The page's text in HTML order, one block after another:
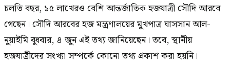
চলতি বছর, ১৫ লাখেরও বেশি আন্তর্জাতিক হজযাত্রী সৌদি আরবে
গেছেন। সৌদি আরবের হজ মন্ত্রণালয়ের মুখপাত্র ঘাসসান আল-
নুয়াইমি বুধবার, ৪ জুন এই তথ্য জানিয়েছেন। তবে, স্থানীয়
হজযাত্রীদের সংখ্যা সম্পর্কে কোনো তথ্য প্রকাশ করা হয়নি।